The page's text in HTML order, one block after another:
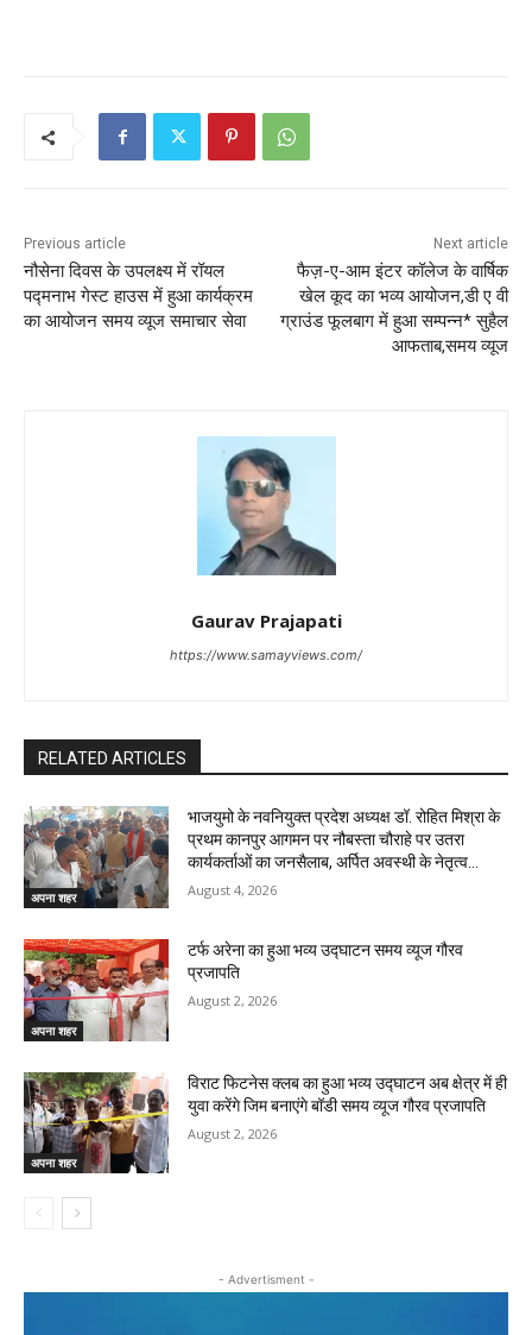
Previous article
नौसेना दिवस के उपलक्ष्य में रॉयल
पद्मनाभ गेस्ट हाउस में हुआ कार्यक्रम
का आयोजन समय व्यूज समाचार सेवा
Next article
फैज़-ए-आम इंटर कॉलेज के वार्षिक
खेल कूद का भव्य आयोजन,डी ए वी
ग्राउंड फूलबाग में हुआ सम्पन्न* सुहैल
आफताब,समय व्यूज
Gaurav Prajapati
https://www.samayviews.com/
RELATED ARTICLES
अपना शहर
भाजयुमो के नवनियुक्त प्रदेश अध्यक्ष डॉ. रोहित मिश्रा के
प्रथम कानपुर आगमन पर नौबस्ता चौराहे पर उतरा
कार्यकर्ताओं का जनसैलाब, अर्पित अवस्थी के नेतृत्व...
August 4, 2026
अपना शहर
टर्फ अरेना का हुआ भव्य उद्घाटन समय व्यूज गौरव
प्रजापति
August 2, 2026
अपना शहर
विराट फिटनेस क्लब का हुआ भव्य उद्घाटन अब क्षेत्र में ही
युवा करेंगे जिम बनाएंगे बॉडी समय व्यूज गौरव प्रजापति
August 2, 2026
- Advertisment -